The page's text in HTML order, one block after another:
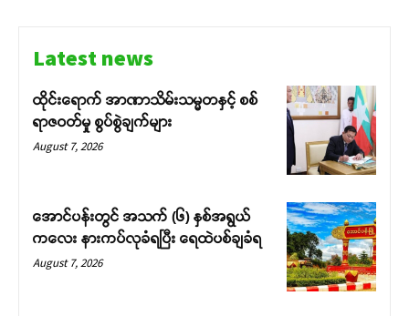
Latest news
ထိုင်းရောက် အာဏာသိမ်းသမ္မတနှင့် စစ်
ရာဇဝတ်မှု စွပ်စွဲချက်များ
August 7, 2026
အောင်ပန်းတွင် အသက် (၆) နှစ်အရွယ်
ကလေး နားကပ်လုခံရပြီး ရေထဲပစ်ချခံရ
August 7, 2026